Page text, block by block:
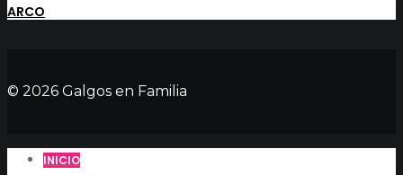
ARCO
© 2026 Galgos en Familia
INICIO